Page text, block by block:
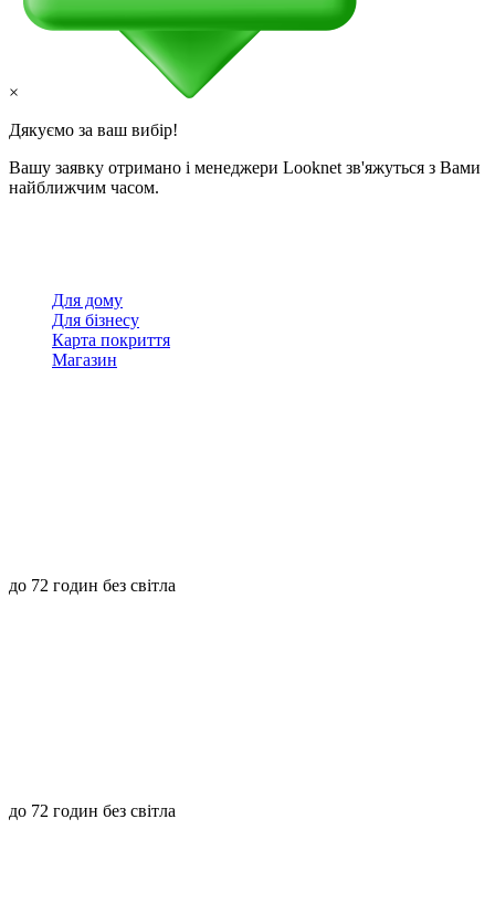
×
Дякуємо за ваш вибір!
Вашу заявку отримано і менеджери Looknet зв'яжуться з Вами
найближчим часом.
Для дому
Для бізнесу
Карта покриття
Магазин
до 72 годин без світла
до 72 годин без світла